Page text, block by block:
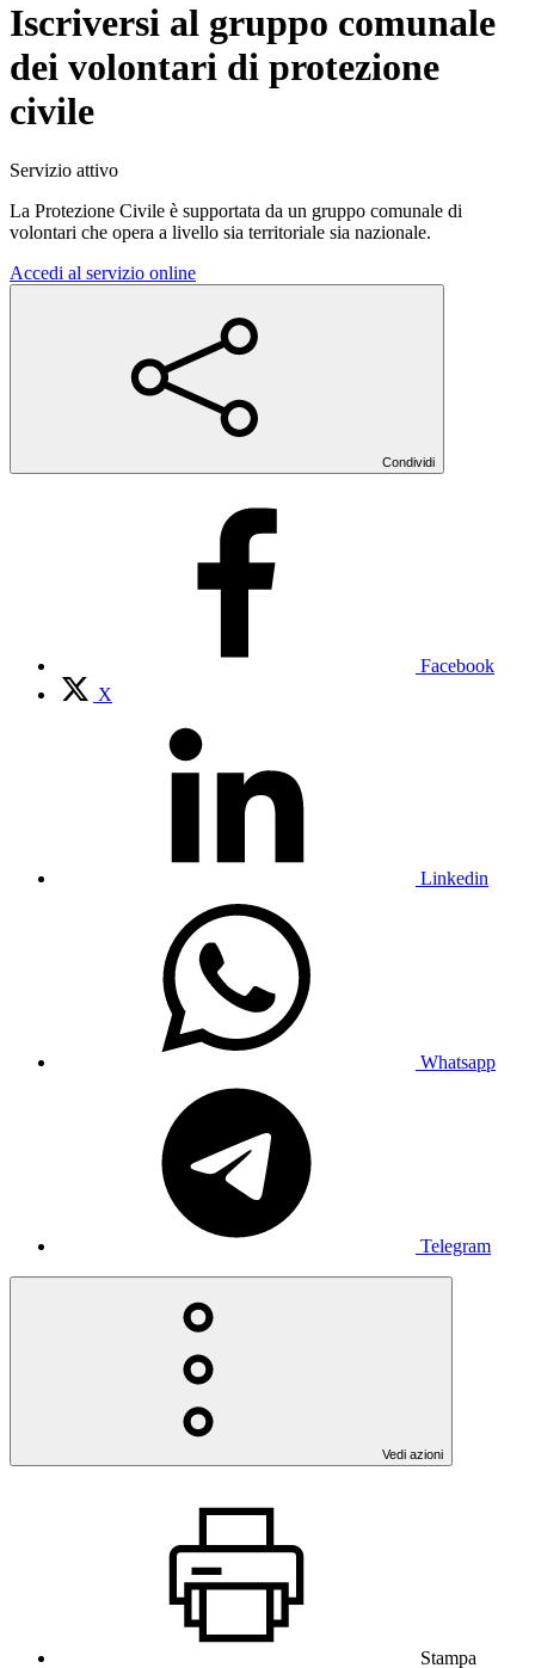
Iscriversi al gruppo comunale
dei volontari di protezione
civile
Servizio attivo
La Protezione Civile è supportata da un gruppo comunale di
volontari che opera a livello sia territoriale sia nazionale.
Accedi al servizio online
Condividi
Facebook
X
Linkedin
Whatsapp
Telegram
Vedi azioni
Stampa